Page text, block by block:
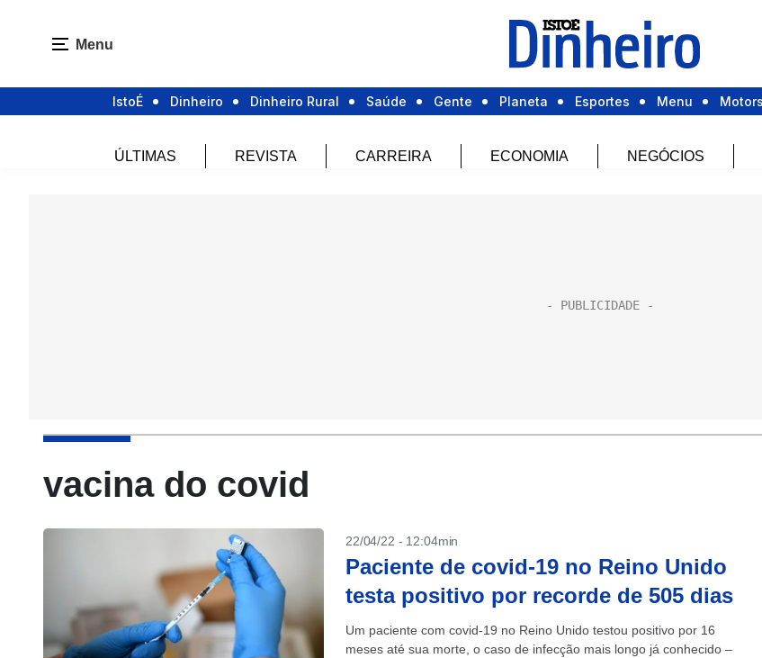
Menu
IstoÉ Dinheiro Dinheiro Rural Saúde Gente Planeta Esportes Menu
ÚLTIMAS REVISTA CARREIRA ECONOMIA NEGÓCIOS
vacina do covid
22/04/22 - 12:04min
Paciente de covid-19 no Reino Unido
testa positivo por recorde de 505 dias
Um paciente com covid-19 no Reino Unido testou positivo por 16
meses até sua morte, o caso de infecção mais longo já conhecido –